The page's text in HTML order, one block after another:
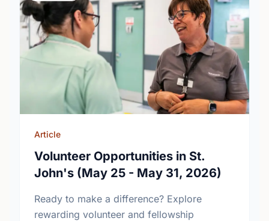
Article
Volunteer Opportunities in St.
John's (May 25 - May 31, 2026)
Ready to make a difference? Explore
rewarding volunteer and fellowship